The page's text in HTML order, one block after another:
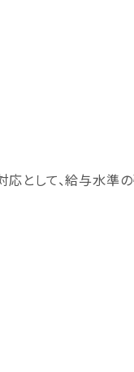
として、給与水準